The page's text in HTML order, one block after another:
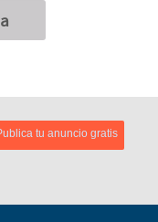
tu anuncio gratis